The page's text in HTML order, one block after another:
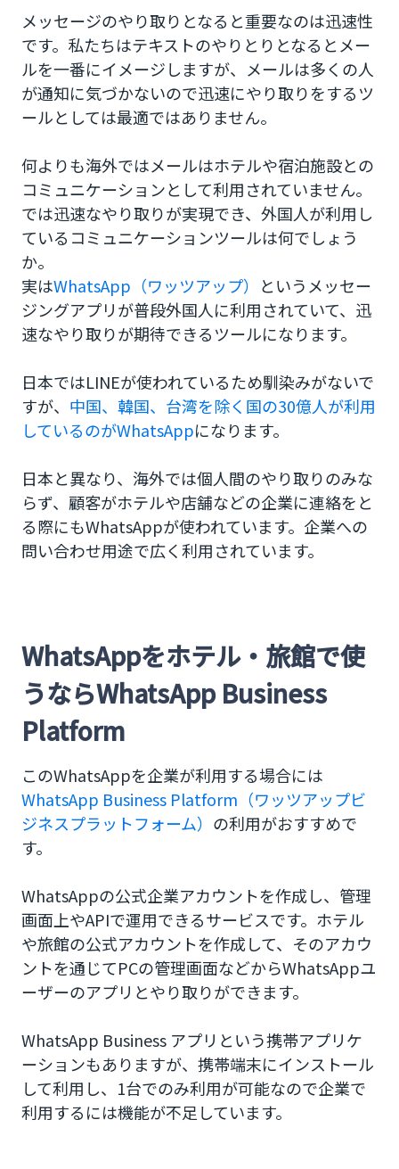
メッセージのやり取りとなると重要なのは迅速性
です。私たちはテキストのやりとりとなるとメー
ルを一番にイメージしますが、メールは多くの人
が通知に気づかないので迅速にやり取りをするツ
ールとしては最適ではありません。
何よりも海外ではメールはホテルや宿泊施設との
コミュニケーションとして利用されていません。
では迅速なやり取りが実現でき、外国人が利用し
ているコミュニケーションツールは何でしょう
か。
実はWhatsApp（ワッツアップ） というメッセー
ジングアプリが普段外国人に利用されていて、迅
速なやり取りが期待できるツールになります。
日本ではLINEが使われているため馴染みがないで
すが、 中国、韓国、台湾を除く国の30億人が利用
しているのがWhatsAppになります。
日本と異なり、海外では個人間のやり取りのみな
らず、顧客がホテルや店舗などの企業に連絡をと
る際にもWhatsAppが使われています。企業への
問い合わせ用途で広く利用されています。
WhatsAppをホテル・旅館で使
うならWhatsApp Business
Platform
このWhatsAppを企業が利用する場合には
WhatsApp Business Platform（ワッツアップビ
ジネスプラットフォーム） の利用がおすすめで
す。
WhatsAppの公式企業アカウントを作成し、管理
画面上やAPIで運用できるサービスです。ホテル
や旅館の公式アカウントを作成して、そのアカウ
ントを通じてPCの管理画面などからWhatsAppユ
ーザーのアプリとやり取りができます。
WhatsApp Business アプリという携帯アプリケ
ーションもありますが、携帯端末にインストール
して利用し、1台でのみ利用が可能なので企業で
利用するには機能が不足しています。